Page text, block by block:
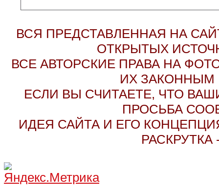
ВСЯ ПРЕДСТАВЛЕННАЯ НА
ОТКРЫТЫХ
ВСЕ АВТОРСКИЕ ПРАВА НА
ИХ ЗАКОННЫМ
ЕСЛИ ВЫ СЧИТАЕТЕ, ЧТО
ПРОСЬБА
ИДЕЯ САЙТА И ЕГО
РАСКРУТКА